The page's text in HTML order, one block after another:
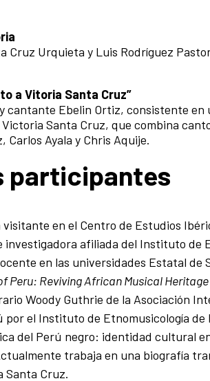
Cruz Urquieta y Luis Rodríguez
a Vitoria Santa Cruz”
cantante Ebelin Ortiz, consistente en
Santa Cruz, que combina
Ayala y Chris Aquije.
participantes
en el Centro de Estudios
investigadora afiliada del Instituto
en las universidades Estatal de
Peru: Reviving African Musical
Woody Guthrie de la Asociación
el Instituto de Etnomusicología de
del Perú negro: identidad cultural
trabaja en una biografía
Santa Cruz.